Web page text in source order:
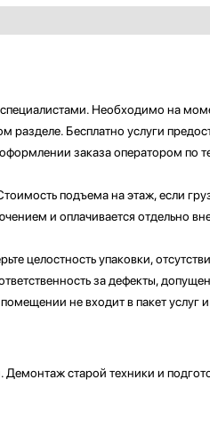
Необходимо на
Бесплатно услуги
заказа оператором по
подъема на этаж, если
и оплачивается отдельно
целостность упаковки,
за дефекты,
не входит в пакет услуг
старой техники и